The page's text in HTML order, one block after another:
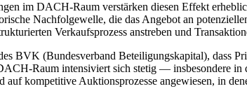
im DACH-Raum verstärken diesen Effekt
Nachfolgewelle, die das Angebot an
Verkaufsprozess anstreben und
BVK (Bundesverband Beteiligungskapital), dass
Raum intensiviert sich stetig — insbesondere
kompetitive Auktionsprozesse angewiesen, in